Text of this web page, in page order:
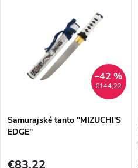
o
v
€144,22
–42 %
Samurajské tanto "MIZUCHI'S
EDGE"
€83,22